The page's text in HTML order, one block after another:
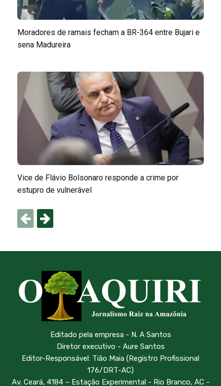
Moradores de ramais fecham a BR-364 entre Bujari e
sena Madureira
Vice de Flávio Bolsonaro responde a crime por
estupro de vulnerável
Editado pela empresa - N. A Santos
Diretor executivo - Aure Santos
Editor-Responsável: Tião Maia (Registro Profissional
176/DRT-AC)
Av. Ceará, 4184 – Estação Experimental - Rio Branco, AC -